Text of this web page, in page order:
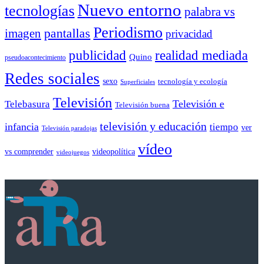
tecnologíasNuevo entorno palabra vs
imagen pantallas Periodismo privacidad
pseudoacontecimiento publicidad Quino realidad mediada
Redes sociales sexo Superficiales tecnología y ecología
Telebasura Televisión Televisión buena Televisión e
infancia Televisión paradojas televisión y educación tiempo ver
vs comprender videojuegos videopolítica vídeo